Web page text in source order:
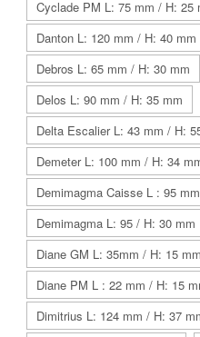
Cyclade PM L: 75 mm / H: 25
Danton L: 120 mm / H: 40 mm
Debros L: 65 mm / H: 30 mm
Delos L: 90 mm / H: 35 mm
Delta Escalier L: 43 mm / H:
Demeter L: 100 mm / H: 34
Demimagma Caisse L : 95 mm
Demimagma L: 95 / H: 30 mm
Diane GM L: 35mm / H: 15 mm
Diane PM L : 22 mm / H: 15
Dimitrius L: 124 mm / H: 37